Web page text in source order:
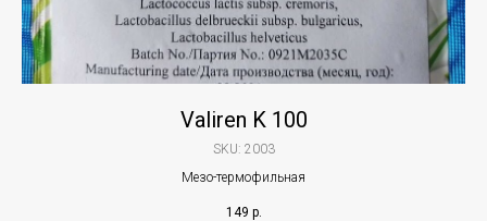
Valiren K 100
SKU: 2003
Мезо-термофильная
149 р.